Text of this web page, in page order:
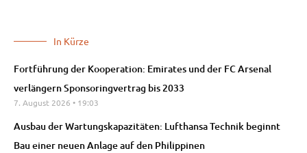
In Kürze
Fortführung der Kooperation: Emirates und der FC Arsenal
verlängern Sponsoringvertrag bis 2033
7. August 2026 19:03
Ausbau der Wartungskapazitäten: Lufthansa Technik beginnt
Bau einer neuen Anlage auf den Philippinen